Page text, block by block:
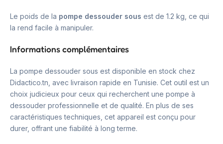
Le poids de la pompe dessouder sous est de 1.2 kg, ce qui
la rend facile à manipuler.
Informations complémentaires
La pompe dessouder sous est disponible en stock chez
Didactico.tn, avec livraison rapide en Tunisie. Cet outil est un
choix judicieux pour ceux qui recherchent une pompe à
dessouder professionnelle et de qualité. En plus de ses
caractéristiques techniques, cet appareil est conçu pour
durer, offrant une fiabilité à long terme.